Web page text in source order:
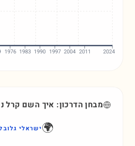
1976 1983 1990 1997 2004 2011 2024
מבחן הדרכון: איך השם קרל
🌍ישראלי